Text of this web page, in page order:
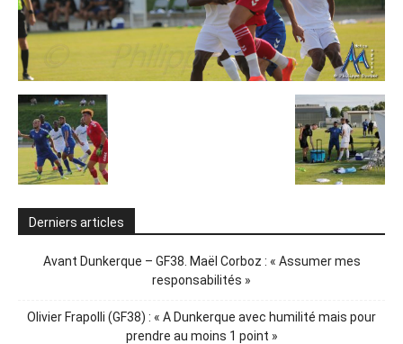
Derniers articles
Avant Dunkerque – GF38. Maël Corboz : « Assumer mes
responsabilités »
Olivier Frapolli (GF38) : « A Dunkerque avec humilité mais pour
prendre au moins 1 point »